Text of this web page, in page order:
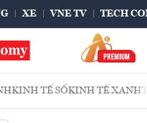
XE VNE TV TECH
KINH TẾ SỐKINH TẾ XANH